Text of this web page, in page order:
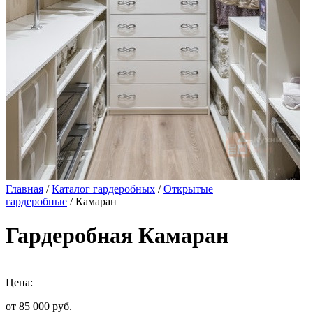
Главная /Каталог гардеробных /Открытые
гардеробные / Камаран
Гардеробная Камаран
Цена:
от 85 000 руб.